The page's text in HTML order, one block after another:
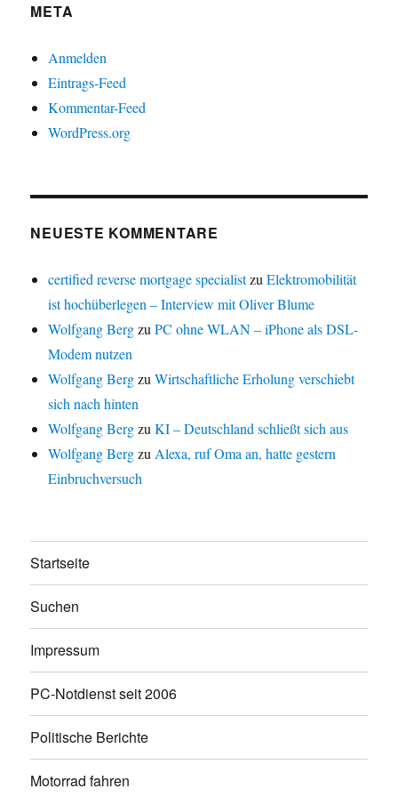
META
Anmelden
Eintrags-Feed
Kommentar-Feed
WordPress.org
NEUESTE KOMMENTARE
certified reverse mortgage specialistzuElektromobilität
ist hochüberlegen – Interview mit Oliver Blume
Wolfgang BergzuPC ohne WLAN – iPhone als DSL-
Modem nutzen
Wolfgang BergzuWirtschaftliche Erholung verschiebt
sich nach hinten
Wolfgang BergzuKI – Deutschland schließt sich aus
Wolfgang Bergzu Alexa, ruf Oma an, hatte gestern
Einbruchversuch
Startseite
Suchen
Impressum
PC-Notdienst seit 2006
Politische Berichte
Motorrad fahren